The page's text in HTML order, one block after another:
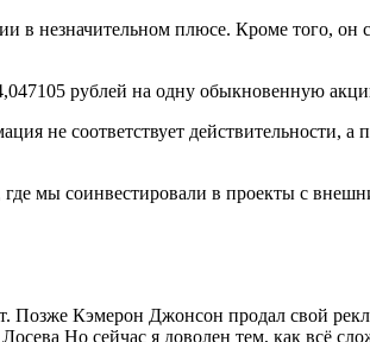
незначительном плюсе. Кроме того, он
рублей на одну обыкновенную
не соответствует действительности, а
мы соинвестировали в проекты с
Позже Кэмерон Джонсон продал свой
Но сейчас я доволен тем, как всё